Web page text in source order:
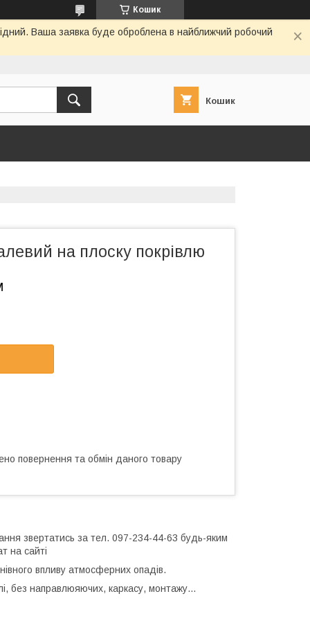
Кошик
Ваша заявка буде оброблена в найближчий робочий
Кошик
на плоску покрівлю
повернення та обмін даного товару
звертатись за тел. 097-234-44-63 будь-яким
на сайті
впливу атмосферних опадів.
без направлюяючих, каркасу, монтажу...